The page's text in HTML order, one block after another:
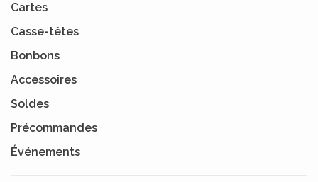
Cartes
Casse-têtes
Bonbons
Accessoires
Soldes
Précommandes
Événements